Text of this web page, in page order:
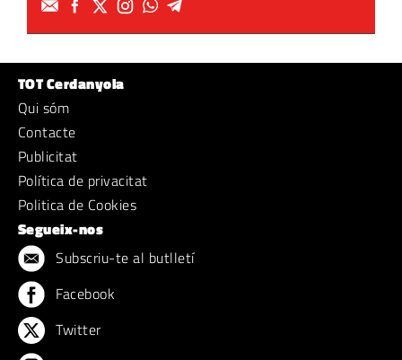
TOT Cerdanyola
Qui sóm
Contacte
Publicitat
Política de privacitat
Politica de Cookies
Segueix-nos
Subscriu-te al butlletí
Facebook
Twitter